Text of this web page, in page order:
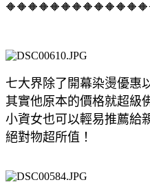
七大界除了開幕染燙優惠
其實他原本的價格就超級
小資女也可以輕易推薦給
絕對物超所值！